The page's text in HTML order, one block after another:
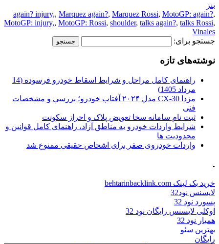
بنز
again? injury,, Marquez again?, Marquez Rossi, MotoGP: again?,
MotoGP: injury,, MotoGP: Rossi, shoulder, talks again?, talks Rossi,
Vinales
جستجو برای:
نوشته‌های تازه
راهنمای کامل مراحل و شرایط اسقاط خودرو فرسوده (14
مرداد 1405)
مزدا CX-30 مدل ۲۰۲۴ آفتاب خودرو؛ بررسی و مشخصات
فنی
ثبت نام سامانه سخا تعویض پلاک و احراز سکونت
شرایط واردات خودرو به مناطق آزاد، راهنمای کامل قوانین و
محدودیت ها
واردات خودروی صفر برای اشخاص حقیقی ممنوع شد
.
خرید بک لینک behtarinbacklink.com
لایسنس نود32
پسورد نود 32
اوکلی لایسنس رایگان نود 32
همیار نود 32
بهترین سئو
رایگان